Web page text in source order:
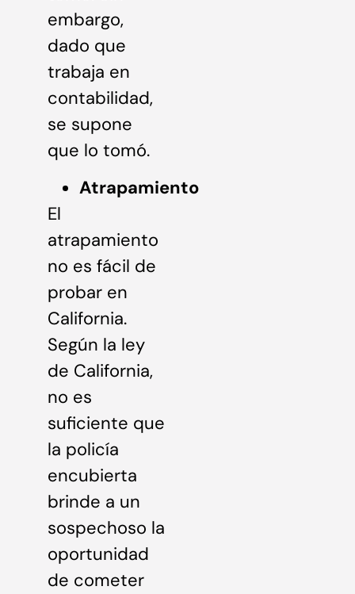
embargo,
dado que
trabaja en
contabilidad,
se supone
que lo tomó.
Atrapamiento
El
atrapamiento
no es fácil de
probar en
California.
Según la ley
de California,
no es
suficiente que
la policía
encubierta
brinde a un
sospechoso la
oportunidad
de cometer